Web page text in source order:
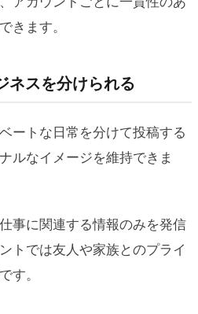
きます。
ネスを分けられる
ートな日常を分けて投稿する
ルなイメージを維持できま
事に関連する情報のみを発信
トでは友人や家族とのプライ
す。